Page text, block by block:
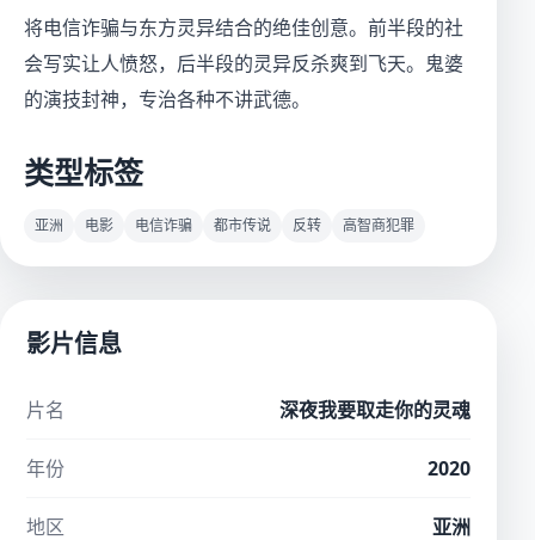
将电信诈骗与东方灵异结合的绝佳创意。前半段的社
会写实让人愤怒，后半段的灵异反杀爽到飞天。鬼婆
的演技封神，专治各种不讲武德。
类型标签
亚洲 电影 电信诈骗 都市传说 反转 高智商犯罪
影片信息
片名 深夜我要取走你的灵魂
年份 2020
地区 亚洲